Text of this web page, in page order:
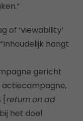
of ‘viewability’
hangt
gericht
actiecampagne,
return on ad
het doel